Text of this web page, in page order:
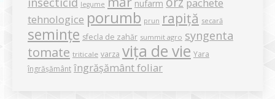
legume nufarm
tehnologice porumb prun rapiță secară
semințe sfecla de zahăr summit agro syngenta
tomate triticale varza vița de vie Yara
îngrășământ îngrășământ foliar